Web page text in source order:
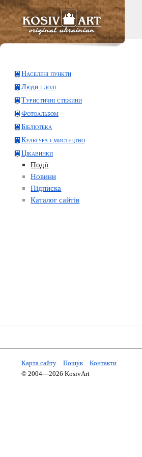
Населені пункти
Люди і долі
Туристичні стежини
Фотоальбом
Бібліотека
Культура і мистецтво
Цікавинки
Події
Новини
Підписка
Каталог сайтів
Карта сайту Пошук
Контакти
© 2004—2026 KosivArt